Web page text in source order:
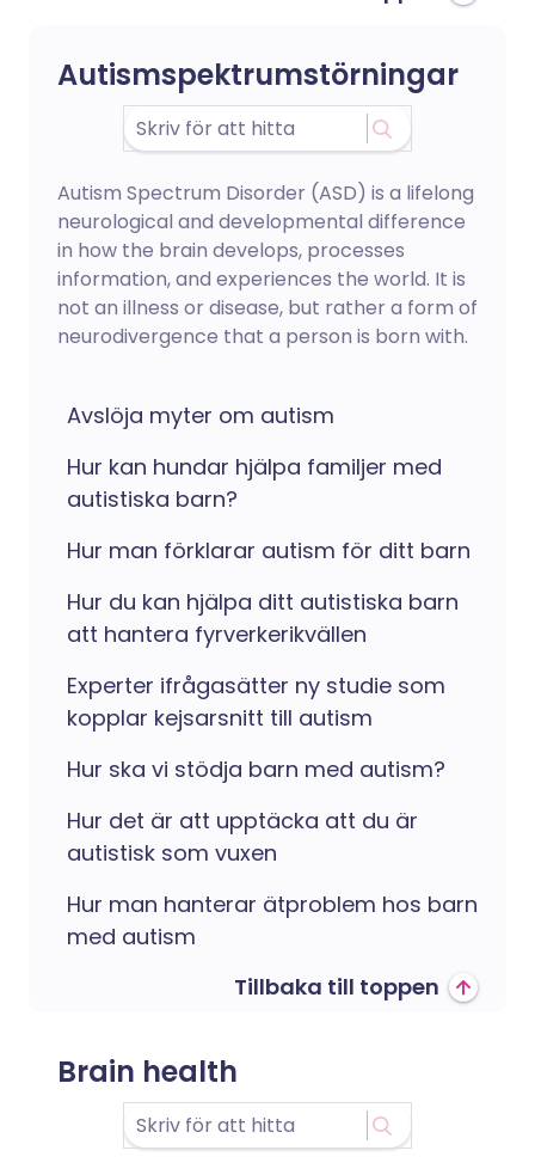
Autismspektrumstörningar
Autism Spectrum Disorder (ASD) is a lifelong
neurological and developmental difference
in how the brain develops, processes
information, and experiences the world. It is
not an illness or disease, but rather a form of
neurodivergence that a person is born with.
Avslöja myter om autism
Hur kan hundar hjälpa familjer med
autistiska barn?
Hur man förklarar autism för ditt barn
Hur du kan hjälpa ditt autistiska barn
att hantera fyrverkerikvällen
Experter ifrågasätter ny studie som
kopplar kejsarsnitt till autism
Hur ska vi stödja barn med autism?
Hur det är att upptäcka att du är
autistisk som vuxen
Hur man hanterar ätproblem hos barn
med autism
Tillbaka till toppen
Brain health